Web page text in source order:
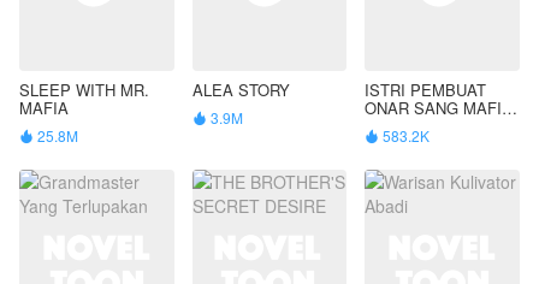
SLEEP WITH MR.
MAFIA
 25.8M
ALEA STORY
 3.9M
ISTRI PEMBUAT
ONAR SANG MAFIA
KEJAM
 583.2K